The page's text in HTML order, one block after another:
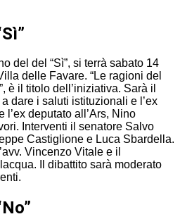
del del “Sì”, si terrà sabato 14
delle Favare. “Le ragioni del
è il titolo dell’iniziativa. Sarà il
dare i saluti istituzionali e l’ex
deputato all’Ars, Nino
Interventi il senatore Salvo
Castiglione e Luca Sbardella.
Vincenzo Vitale e il
Il dibattito sarà moderato